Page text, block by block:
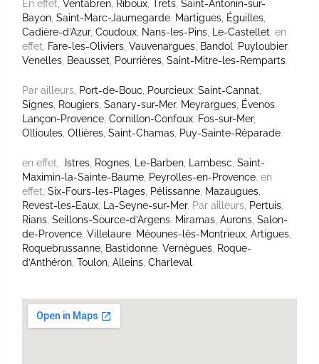
En effet,Ventabren Riboux Trets ,Saint-Antonin-sur-
Bayon ,Saint-Marc-Jaumegarde. Martigues Éguilles
Cadière-d’Azur,Coudoux Nans-les-Pins Le-Castellet. en
effet,
Fare-les-Oliviers ,Vauvenargues Bandol . Puyloubier.
Venelles Beausset Pourrières ,Saint-Mitre-les-Remparts.
Par ailleurs, Port-de-Bouc Pourcieux;Saint-Cannat
Signes Rougiers ,Sanary-sur-Mer, Meyrargues Évenos.
Lançon-Provence ,Cornillon-Confoux; Fos-sur-Mer,
Ollioules ,Ollières ,Saint-Chamas Puy-Sainte-Réparade.
en effet, Istres Rognes Le-Barben Lambesc ,Saint-
Maximin-la-Sainte-Baume Peyrolles-en-Provence. en
effet,Six-Fours-les-Plages Pélissanne Mazaugues
Revest-les-Eaux La-Seyne-sur-Mer. Par ailleurs, Pertuis
Rians ,Seillons-Source-d’Argens. Miramas ,Aurons ,Salon-
de-Provence ,Villelaure; Méounes-lès-Montrieux ,Artigues
Roquebrussanne Bastidonne.Vernègues Roque-
d’Anthéron ,Toulon ,Alleins ,Charleval.